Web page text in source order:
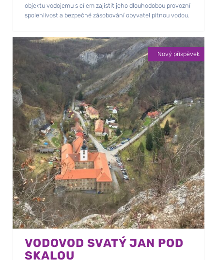
objektu vodojemu s cílem zajistit jeho dlouhodobou provozní
spolehlivost a bezpečné zásobování obyvatel pitnou vodou.
Nový příspěvek
VODOVOD SVATÝ JAN POD
SKALOU